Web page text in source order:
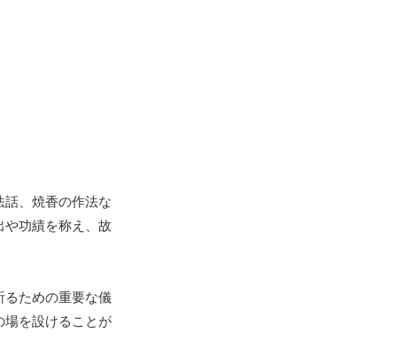
話、焼香の作法な
功績を称え、故
るための重要な儀
場を設けることが